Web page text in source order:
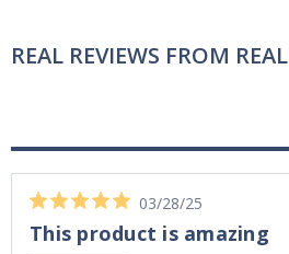
REAL REVIEWS FROM
03/28/25
This product is amazing